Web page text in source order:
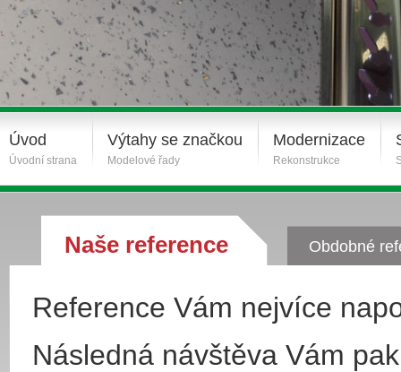
Úvod
Úvodní strana
Výtahy se značkou
Modelové řady
Modernizace
Rekonstrukce
Naše reference Obdobné
Reference Vám nejvíce
Následná návštěva Vám